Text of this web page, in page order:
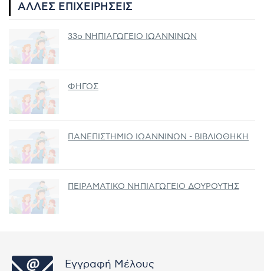
ΆΛΛΕΣ ΕΠΙΧΕΙΡΉΣΕΙΣ
33ο ΝΗΠΙΑΓΩΓΕΙΟ ΙΩΑΝΝΙΝΩΝ
ΦΗΓΟΣ
ΠΑΝΕΠΙΣΤΗΜΙΟ ΙΩΑΝΝΙΝΩΝ - ΒΙΒΛΙΟΘΗΚΗ
ΠΕΙΡΑΜΑΤΙΚΟ ΝΗΠΙΑΓΩΓΕΙΟ ΔΟΥΡΟΥΤΗΣ
Εγγραφή Μέλους